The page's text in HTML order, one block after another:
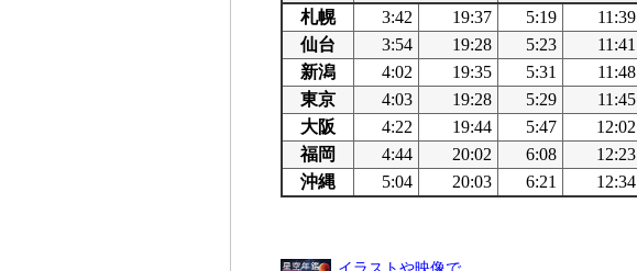
札幌
3:42 19:37 5:19 11:39
仙台
3:54 19:28 5:23 11:41
新潟
4:02 19:35 5:31 11:48
東京
4:03 19:28 5:29 11:45
大阪
4:22 19:44 5:47 12:02
福岡
4:44 20:02 6:08 12:23
沖縄
5:04 20:03 6:21 12:34